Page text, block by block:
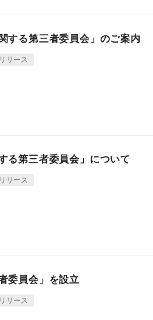
る第三者委員会」のご案内
リース
る第三者委員会」について
リース
委員会」を設立
リース